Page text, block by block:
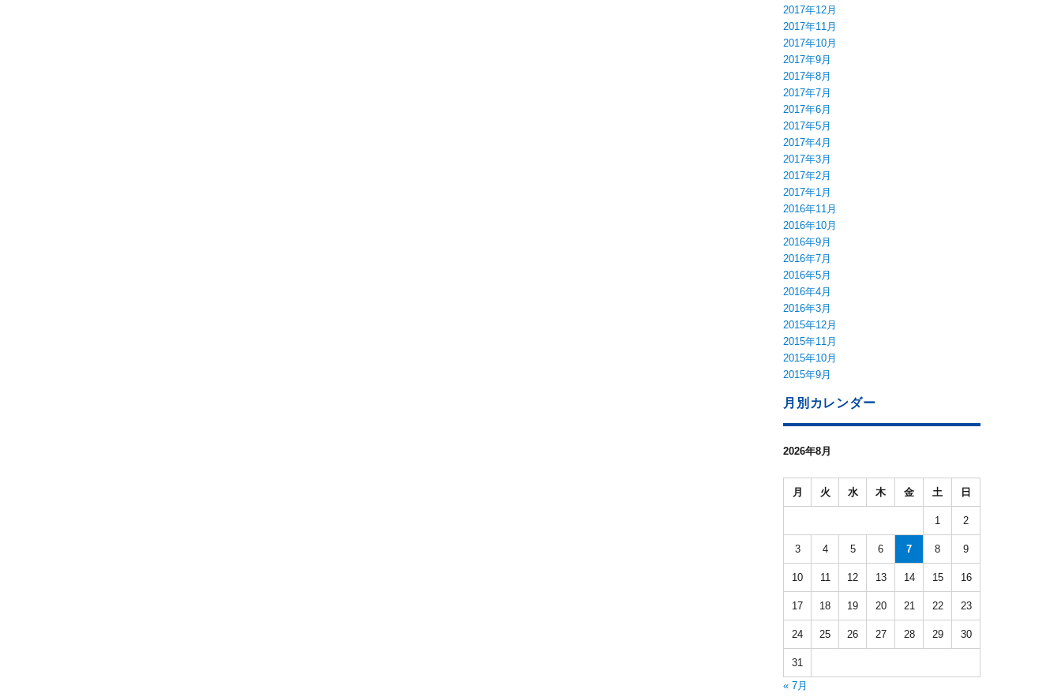
2017年12月
2017年11月
2017年10月
2017年9月
2017年8月
2017年7月
2017年6月
2017年5月
2017年4月
2017年3月
2017年2月
2017年1月
2016年11月
2016年10月
2016年9月
2016年7月
2016年5月
2016年4月
2016年3月
2015年12月
2015年11月
2015年10月
2015年9月
月別カレンダー
2026年8月
月 火 水 木 金 土 日
1 2
3 4 5 6 7 8 9
10 11 12 13 14 15 16
17 18 19 20 21 22 23
24 25 26 27 28 29 30
31
« 7月